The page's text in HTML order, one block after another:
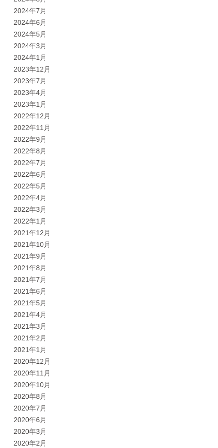
2024年7月
2024年6月
2024年5月
2024年3月
2024年1月
2023年12月
2023年7月
2023年4月
2023年1月
2022年12月
2022年11月
2022年9月
2022年8月
2022年7月
2022年6月
2022年5月
2022年4月
2022年3月
2022年1月
2021年12月
2021年10月
2021年9月
2021年8月
2021年7月
2021年6月
2021年5月
2021年4月
2021年3月
2021年2月
2021年1月
2020年12月
2020年11月
2020年10月
2020年8月
2020年7月
2020年6月
2020年3月
2020年2月